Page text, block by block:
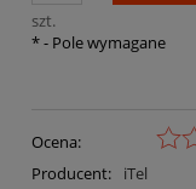
szt.
*- Pole wymagane
Ocena:
Producent:
iTel